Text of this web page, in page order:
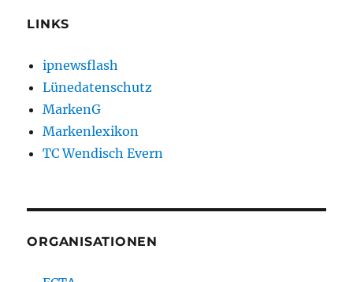
LINKS
ipnewsflash
Lünedatenschutz
MarkenG
Markenlexikon
TC Wendisch Evern
ORGANISATIONEN